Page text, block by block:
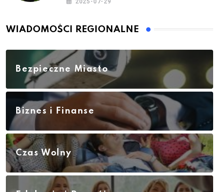
WIADOMOŚCI REGIONALNE
Bezpieczne Miasto
Biznes i Finanse
Czas Wolny